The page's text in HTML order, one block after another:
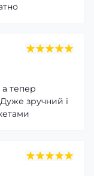
а тепер
зручний і